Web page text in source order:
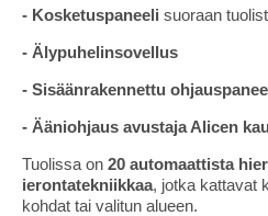
- Kosketuspaneeli suoraan
- Älypuhelinsovellus
- Sisäänrakennettu
- Ääniohjaus avustaja Alicen
Tuolissa on 20 automaattista
ierontatekniikkaa, jotka kattavat
kohdat tai valitun alueen.